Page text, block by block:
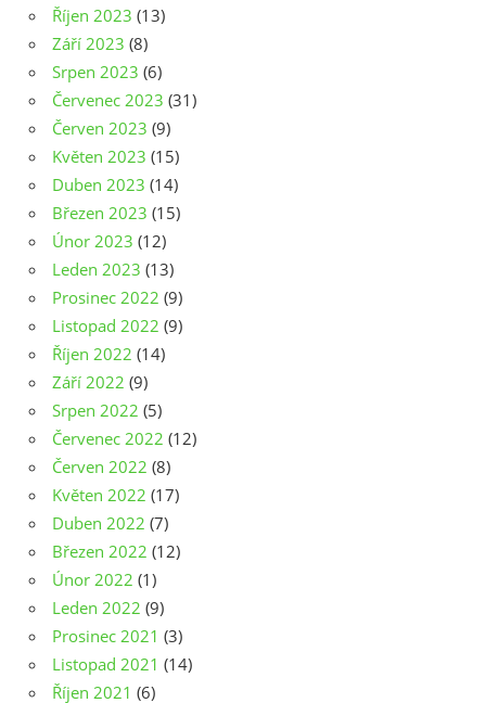
Říjen 2023 (13)
Září 2023 (8)
Srpen 2023 (6)
Červenec 2023 (31)
Červen 2023 (9)
Květen 2023 (15)
Duben 2023 (14)
Březen 2023 (15)
Únor 2023 (12)
Leden 2023 (13)
Prosinec 2022 (9)
Listopad 2022 (9)
Říjen 2022 (14)
Září 2022 (9)
Srpen 2022 (5)
Červenec 2022 (12)
Červen 2022 (8)
Květen 2022 (17)
Duben 2022 (7)
Březen 2022 (12)
Únor 2022 (1)
Leden 2022 (9)
Prosinec 2021 (3)
Listopad 2021 (14)
Říjen 2021 (6)